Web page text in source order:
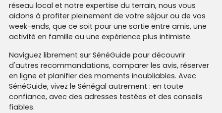
réseau local et notre expertise du terrain, nous vous
aidons à profiter pleinement de votre séjour ou de vos
week-ends, que ce soit pour une sortie entre amis, une
activité en famille ou une expérience plus intimiste.
Naviguez librement sur SénéGuide pour découvrir
d'autres recommandations, comparer les avis, réserver
en ligne et planifier des moments inoubliables. Avec
SénéGuide, vivez le Sénégal autrement : en toute
confiance, avec des adresses testées et des conseils
fiables.